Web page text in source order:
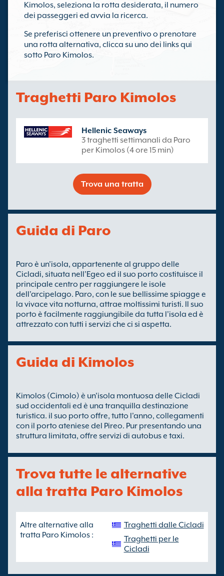
Kimolos, seleziona la rotta desiderata, il numero
dei passeggeri ed avvia la ricerca.
Se preferisci ottenere un preventivo o prenotare
una rotta alternativa, clicca su uno dei links qui
sotto Paro Kimolos.
Traghetti Paro Kimolos
Hellenic Seaways
3 traghetti settimanali da Paro
per Kimolos (4 ore 15 min)
Trova una tratta
Guida di Paro
Paro è un'isola, appartenente al gruppo delle
Cicladi, situata nell'Egeo ed il suo porto costituisce il
principale centro per raggiungere le isole
dell'arcipelago. Paro, con le sue bellissime spiagge e
la vivace vita notturna, attrae moltissimi turisti. Il suo
porto è facilmente raggiungibile da tutta l'isola ed è
attrezzato con tutti i servizi che ci si aspetta.
Guida di Kimolos
Kimolos (Cimolo) è un'isola montuosa delle Cicladi
sud occidentali ed è una tranquilla destinazione
turistica. il suo porto offre, tutto l'anno, collegamenti
con il porto ateniese del Pireo. Pur presentando una
struttura limitata, offre servizi di autobus e taxi.
Trova tutte le alternative
alla tratta Paro Kimolos
Altre alternative alla
tratta Paro Kimolos :
Traghetti dalle Cicladi
Traghetti per le
Cicladi